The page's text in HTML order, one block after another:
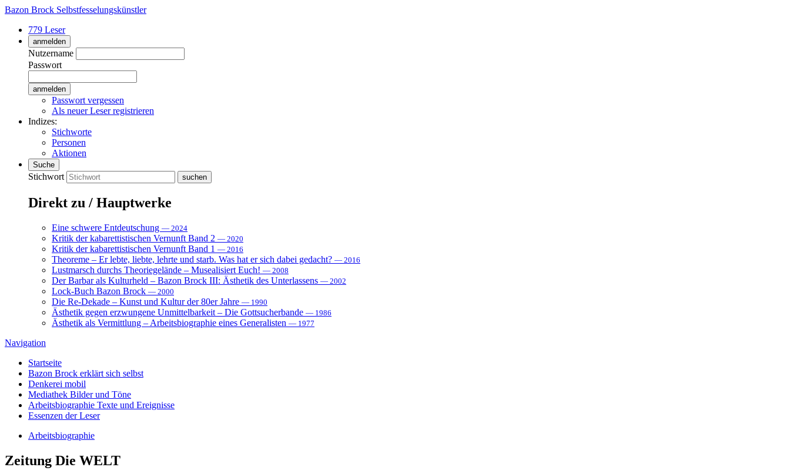
Bazon Brock Selbstfesselungskünstler
779 Leser
anmelden
Nutzername
Passwort
Passwort vergessen
Als neuer Leser registrieren
Indizes:
Stichworte
Personen
Aktionen
Suche
Stichwort
Direkt zu / Hauptwerke
Eine schwere Entdeutschung — 2024
Kritik der kabarettistischen Vernunft Band 2 — 2020
Kritik der kabarettistischen Vernunft Band 1 — 2016
Theoreme – Er lebte, liebte, lehrte und starb. Was hat er sich dabei gedacht? — 2016
Lustmarsch durchs Theoriegelände – Musealisiert Euch! — 2008
Der Barbar als Kulturheld – Bazon Brock III: Ästhetik des Unterlassens — 2002
Lock-Buch Bazon Brock — 2000
Die Re-Dekade – Kunst und Kultur der 80er Jahre — 1990
Ästhetik gegen erzwungene Unmittelbarkeit – Die Gottsucherbande — 1986
Ästhetik als Vermittlung – Arbeitsbiographie eines Generalisten — 1977
Navigation
Startseite
Bazon Brock erklärt sich selbst
Denkerei mobil
Mediathek Bilder und Töne
Arbeitsbiographie Texte und Ereignisse
Essenzen der Leser
Arbeitsbiographie
Zeitung Die WELT